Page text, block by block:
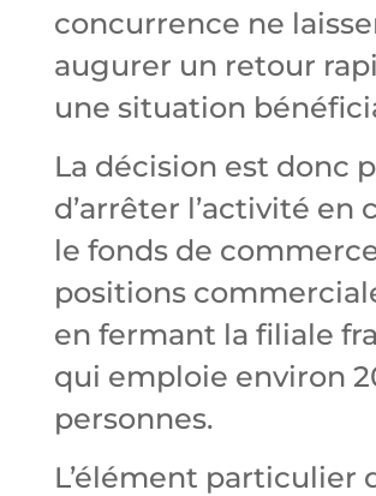
concurrence ne
augurer un retour
une situation
La décision est donc
d’arrêter l’activité en
le fonds de
positions
en fermant la filiale
qui emploie environ
personnes.
L’élément particulier